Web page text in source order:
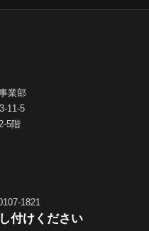
業部
11-5
5階
1821
付けください